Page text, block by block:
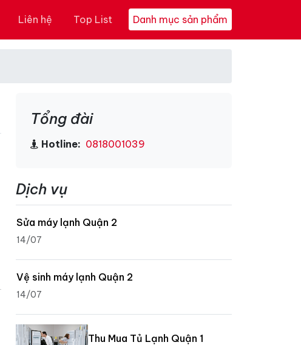
Liên hệ Top List Danh mục sản phẩm
Tổng đài
Hotline: 0818001039
Dịch vụ
Sửa máy lạnh Quận 2
14/07
Vệ sinh máy lạnh Quận 2
14/07
Thu Mua Tủ Lạnh Quận 1